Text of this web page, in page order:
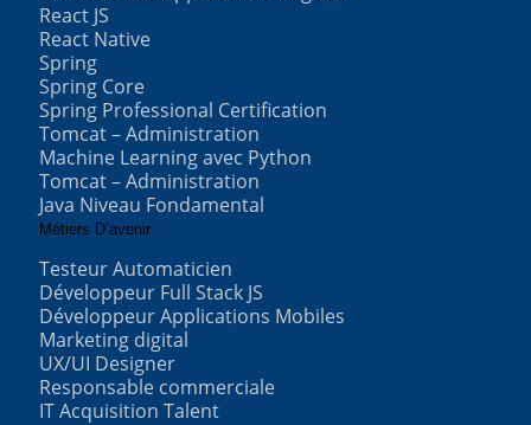
React JS
React Native
Spring
Spring Core
Spring Professional Certification
Tomcat – Administration
Machine Learning avec Python
Tomcat – Administration
Java Niveau Fondamental
Métiers D’avenir
Testeur Automaticien
Développeur Full Stack JS
Développeur Applications Mobiles
Marketing digital
UX/UI Designer
Responsable commerciale
IT Acquisition Talent